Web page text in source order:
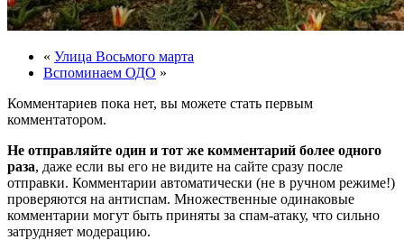
« Улица Восьмого марта
Вспоминаем ОДО »
Комментариев пока нет, вы можете стать первым
комментатором.
Не отправляйте один и тот же комментарий более одного
раза, даже если вы его не видите на сайте сразу после
отправки. Комментарии автоматически (не в ручном режиме!)
проверяются на антиспам. Множественные одинаковые
комментарии могут быть приняты за спам-атаку, что сильно
затрудняет модерацию.